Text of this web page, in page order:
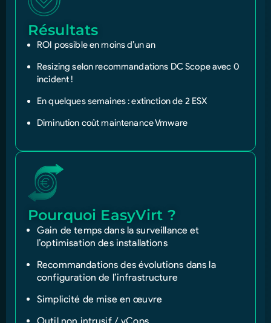
Résultats
ROI possible en moins d’un an
Resizing selon recommandations DC Scope avec 0
incident!
En quelques semaines : extinction de 2 ESX
Diminution coût maintenance Vmware
Pourquoi EasyVirt ?
Gain de tempsdans la surveillance et
l’optimisation des installations
Recommandations des évolutions dans la
configuration de l’infrastructure
Simplicité de mise en œuvre